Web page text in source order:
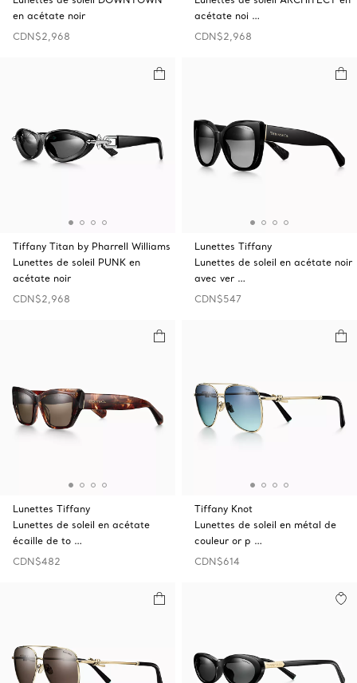
en acétate noir
CDN$2,968
acétate noi …
CDN$2,968
Tiffany Titan by Pharrell Williams
Lunettes de soleil PUNK en
acétate noir
CDN$2,968
Lunettes Tiffany
Lunettes de soleil en acétate noir
avec ver …
CDN$547
Lunettes Tiffany
Lunettes de soleil en acétate
écaille de to …
CDN$482
Tiffany Knot
Lunettes de soleil en métal de
couleur or p …
CDN$614